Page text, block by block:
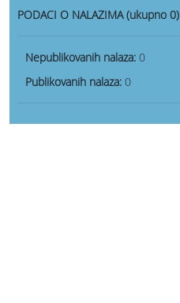
PODACI O NALAZIMA (ukupno 0)
Nepublikovanih nalaza: 0
Publikovanih nalaza: 0